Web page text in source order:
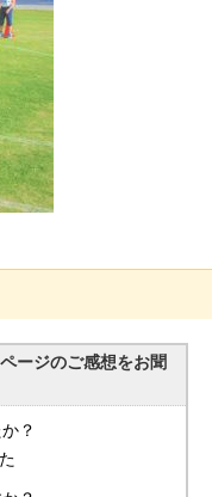
ージのご感想をお聞
？